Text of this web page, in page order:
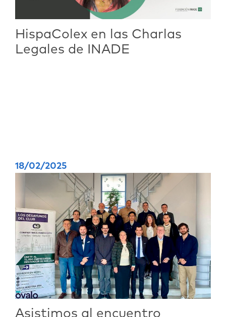
HispaColex en las Charlas
Legales de INADE
18/02/2025
Asistimos al encuentro